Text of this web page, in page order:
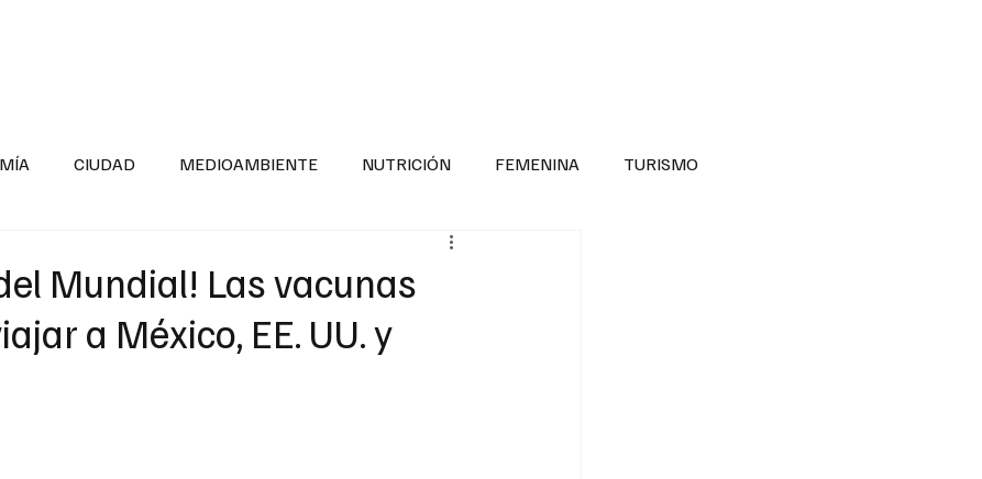
CIUDAD MEDIOAMBIENTE NUTRICIÓN FEMENINA TURISMO
SALUD INFANTIL
ADOLESCENTES RESPONSABILIDAD SOCIAL
Mundial! Las vacunas
a México, EE. UU. y